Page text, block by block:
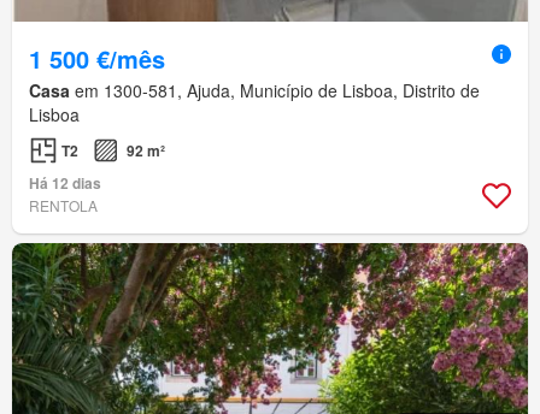
1 500 €/mês
Casa em 1300-581, Ajuda, Município de Lisboa, Distrito de
Lisboa
T2
92 m²
Há 12 dias
RENTOLA